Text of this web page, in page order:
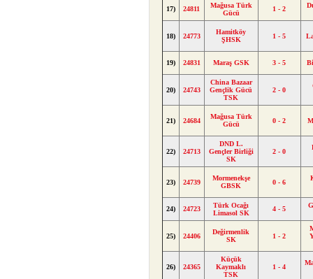
17) 24811
Mağusa Türk
Gücü
1 - 2
18) 24773
Hamitköy
ŞHSK
1 - 5
19) 24831 Maraş GSK 3 - 5
20) 24743
China Bazaar
Gençlik Gücü
TSK
2 - 0
21) 24684
Mağusa Türk
Gücü
0 - 2
22) 24713
DND L.
Gençler Birliği
SK
2 - 0
23) 24739
Mormenekşe
GBSK
0 - 6
24) 24723
Türk Ocağı
Limasol SK
4 - 5
25) 24406
Değirmenlik
SK
1 - 2
26) 24365
Küçük
Kaymaklı
TSK
1 - 4